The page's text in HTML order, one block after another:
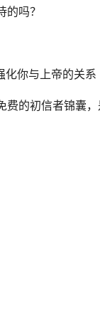
吗？
化你与上帝的关系
的初信者锦囊